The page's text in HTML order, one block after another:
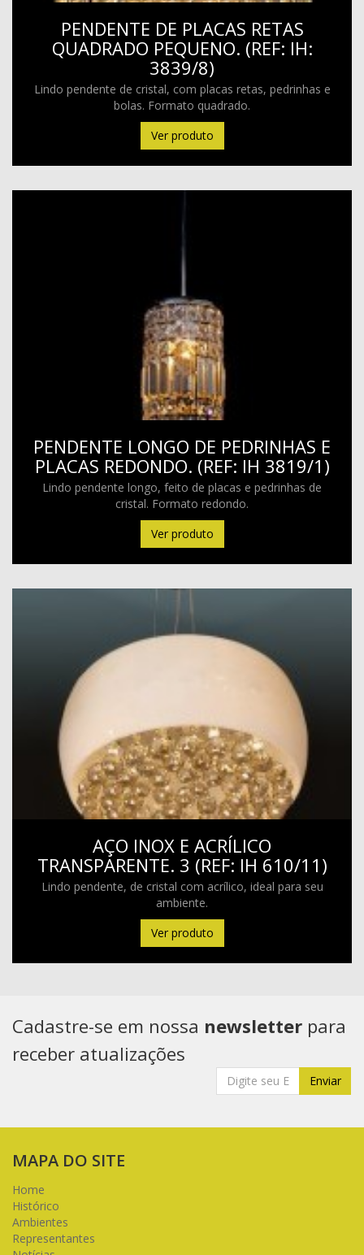
PENDENTE DE PLACAS RETAS
QUADRADO PEQUENO. (REF: IH:
3839/8)
Lindo pendente de cristal, com placas retas, pedrinhas e
bolas. Formato quadrado.
Ver produto
PENDENTE LONGO DE PEDRINHAS E
PLACAS REDONDO. (REF: IH 3819/1)
Lindo pendente longo, feito de placas e pedrinhas de
cristal. Formato redondo.
Ver produto
AÇO INOX E ACRÍLICO
TRANSPARENTE. 3 (REF: IH 610/11)
Lindo pendente, de cristal com acrílico, ideal para seu
ambiente.
Ver produto
Cadastre-se em nossa newsletter para
receber atualizações
Enviar
MAPA DO SITE
Home
Histórico
Ambientes
Representantes